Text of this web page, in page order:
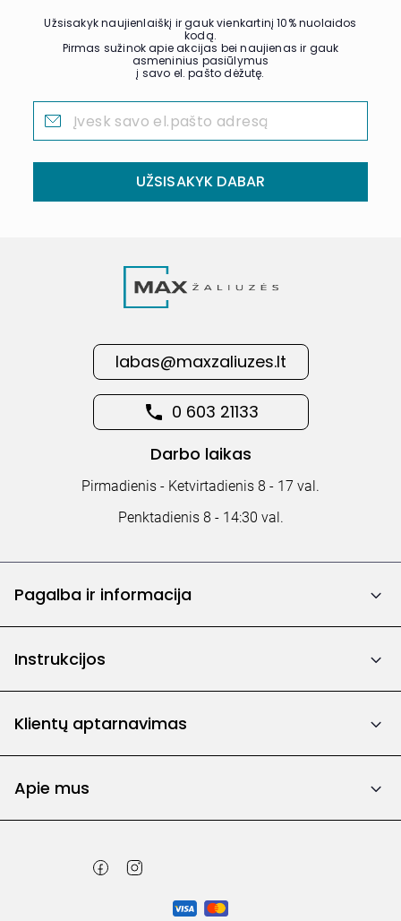
Užsisakyk naujienlaiškį ir gauk vienkartinį 10% nuolaidos
kodą.
Pirmas sužinok apie akcijas bei naujienas ir gauk
asmeninius pasiūlymus
į savo el. pašto dėžutę.
UŽSISAKYK DABAR
labas@maxzaliuzes.lt
0 603 21133
Darbo laikas
Pirmadienis - Ketvirtadienis 8 - 17 val.
Penktadienis 8 - 14:30 val.
Pagalba ir informacija
Instrukcijos
Klientų aptarnavimas
Apie mus